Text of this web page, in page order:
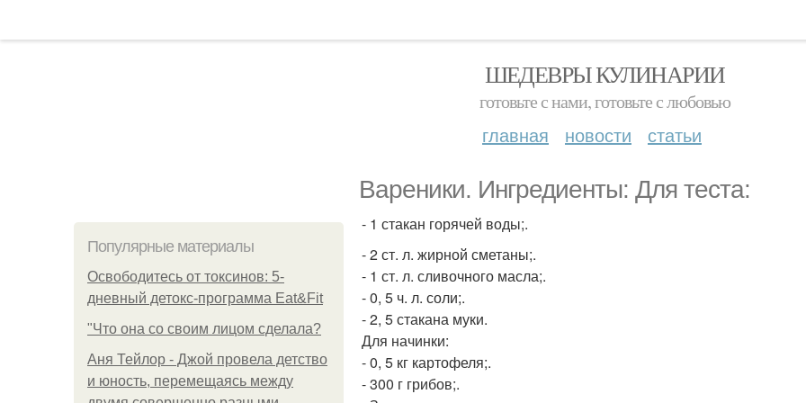
ШЕДЕВРЫ КУЛИНАРИИ
готовьте с нами, готовьте с любовью
главная новости статьи
Вареники. Ингредиенты: Для теста:
Популярные материалы
Освободитесь от токсинов: 5-
дневный детокс-программа Eat&Fit
"Что она со своим лицом сделала?
Аня Тейлор - Джой провела детство
и юность, перемещаясь между
- 1 стакан горячей воды;.
- 2 ст. л. жирной сметаны;.
- 1 ст. л. сливочного масла;.
- 0, 5 ч. л. соли;.
- 2, 5 стакана муки.
Для начинки:
- 0, 5 кг картофеля;.
- 300 г грибов;.